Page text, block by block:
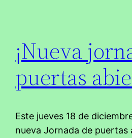
¡Nueva
puertas
Este jueves 18 de
nueva Jornada de puertas